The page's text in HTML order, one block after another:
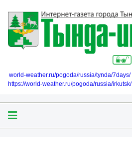
world-weather.ru/pogoda/russia/tynda/7days/
https://world-weather.ru/pogoda/russia/irkutsk/